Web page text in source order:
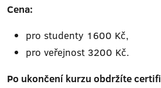
Cena:
pro studenty 1600 Kč,
pro veřejnost 3200 Kč.
Po ukončení kurzu obdržíte